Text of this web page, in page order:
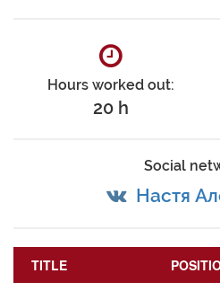
Hours worked out:
20 h
Social
Настя
TITLE